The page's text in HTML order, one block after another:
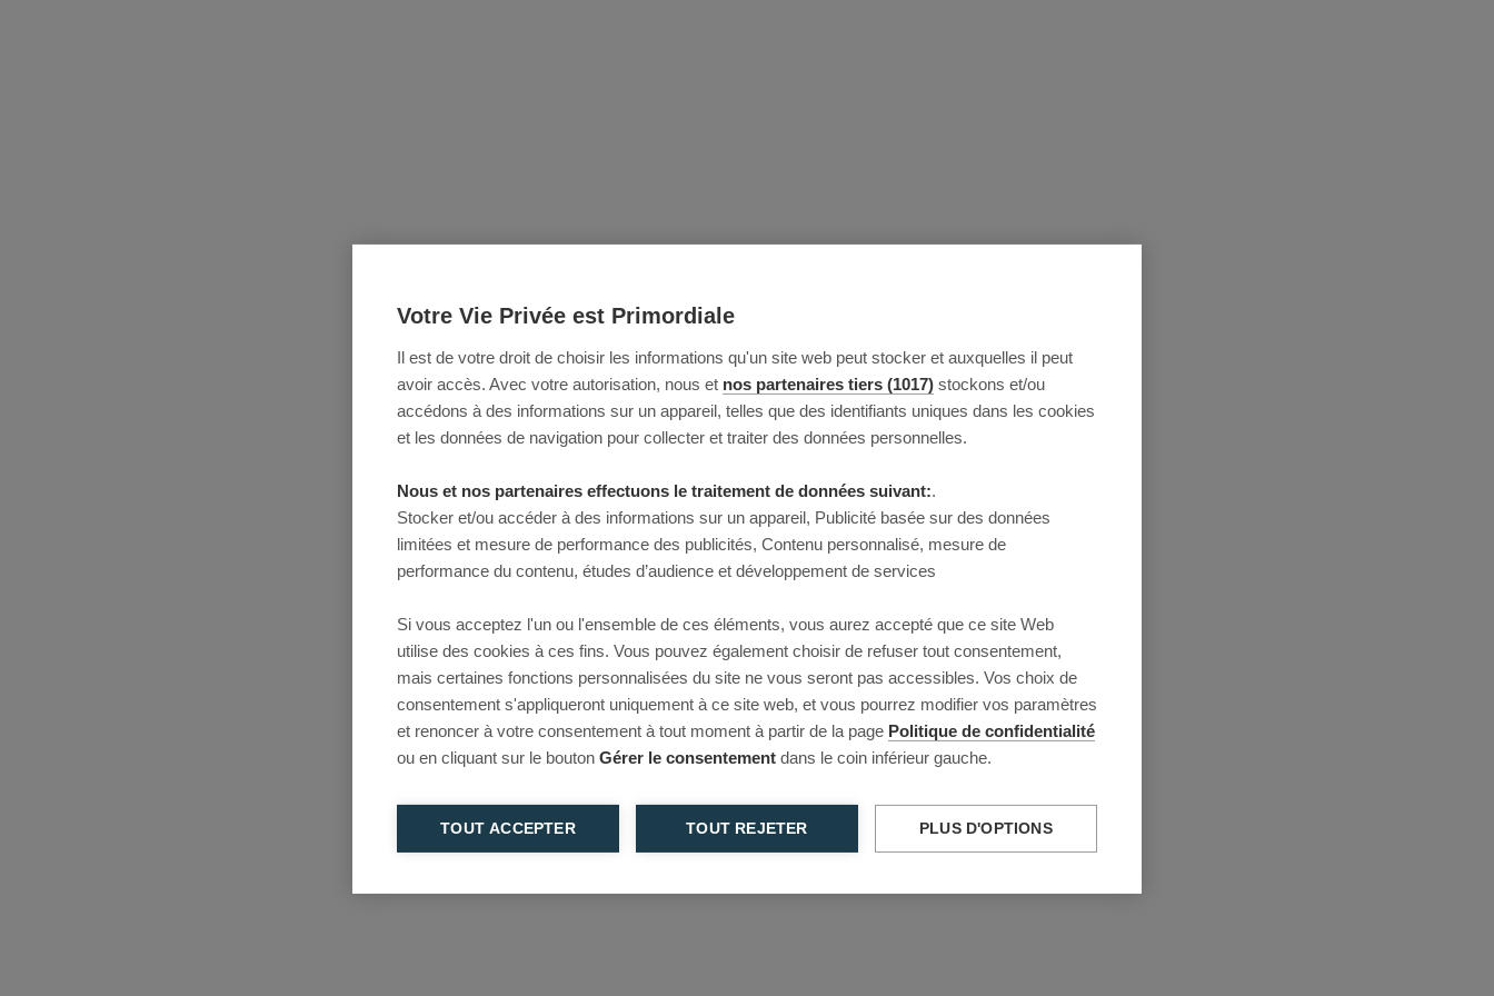
Votre Vie Privée est Primordiale
Il est de votre droit de choisir les informations qu'un site web peut stocker et auxquelles il peut
avoir accès. Avec votre autorisation, nous et nos partenaires tiers (1017) stockons et/ou
accédons à des informations sur un appareil, telles que des identifiants uniques dans les cookies
et les données de navigation pour collecter et traiter des données personnelles.
Nous et nos partenaires effectuons le traitement de données suivant:.
Stocker et/ou accéder à des informations sur un appareil, Publicité basée sur des données
limitées et mesure de performance des publicités, Contenu personnalisé, mesure de
performance du contenu, études d’audience et développement de services
Si vous acceptez l'un ou l'ensemble de ces éléments, vous aurez accepté que ce site Web
utilise des cookies à ces fins. Vous pouvez également choisir de refuser tout consentement,
mais certaines fonctions personnalisées du site ne vous seront pas accessibles. Vos choix de
consentement s'appliqueront uniquement à ce site web, et vous pourrez modifier vos paramètres
et renoncer à votre consentement à tout moment à partir de la page Politique de confidentialité
ou en cliquant sur le bouton Gérer le consentement dans le coin inférieur gauche.
TOUT ACCEPTER TOUT REJETER PLUS D'OPTIONS
This page couldn’t load
Reload to try again, or go back.
Reload Back